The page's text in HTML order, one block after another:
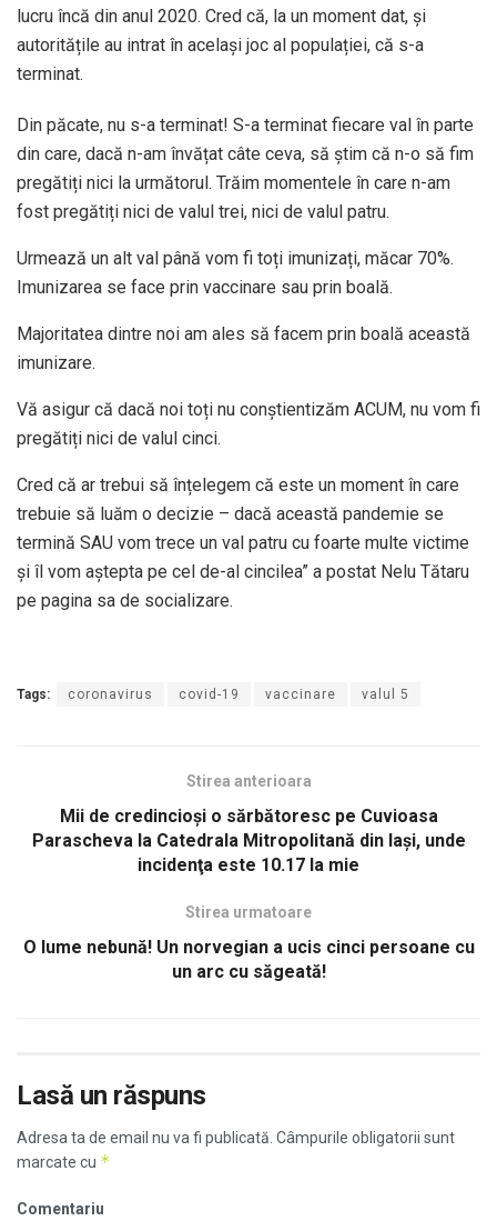
lucru încă din anul 2020. Cred că, la un moment dat, și
autoritățile au intrat în același joc al populației, că s-a
terminat.
Din păcate, nu s-a terminat! S-a terminat fiecare val în parte
din care, dacă n-am învățat câte ceva, să știm că n-o să fim
pregătiți nici la următorul. Trăim momentele în care n-am
fost pregătiți nici de valul trei, nici de valul patru.
Urmează un alt val până vom fi toți imunizați, măcar 70%.
Imunizarea se face prin vaccinare sau prin boală.
Majoritatea dintre noi am ales să facem prin boală această
imunizare.
Vă asigur că dacă noi toți nu conștientizăm ACUM, nu vom fi
pregătiți nici de valul cinci.
Cred că ar trebui să înțelegem că este un moment în care
trebuie să luăm o decizie – dacă această pandemie se
termină SAU vom trece un val patru cu foarte multe victime
și îl vom aștepta pe cel de-al cincilea” a postat Nelu Tătaru
pe pagina sa de socializare.
Tags: coronavirus covid-19 vaccinare valul 5
Stirea anterioara
Mii de credincioşi o sărbătoresc pe Cuvioasa
Parascheva la Catedrala Mitropolitană din Iași, unde
incidenţa este 10.17 la mie
Stirea urmatoare
O lume nebună! Un norvegian a ucis cinci persoane cu
un arc cu săgeată!
Lasă un răspuns
Adresa ta de email nu va fi publicată. Câmpurile obligatorii sunt
marcate cu *
Comentariu